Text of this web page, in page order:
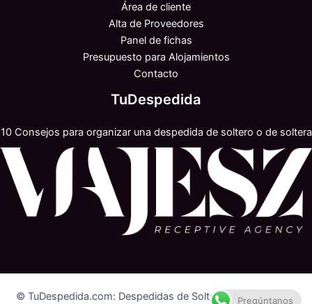
Área de cliente
Alta de Proveedores
Panel de fichas
Presupuesto para Alojamientos
Contacto
TuDespedida
10 Consejos para organizar una despedida de soltero o de soltera
© TuDespedida.com: Despedidas de Soltero y Soltera 2026
Pregúntanos